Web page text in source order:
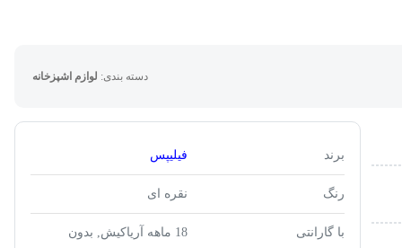
دسته بندی: لوازم اشپزخانه
برند فیلیپس
رنگ نقره ای
با گارانتی 18 ماهه آریاکیش, بدون